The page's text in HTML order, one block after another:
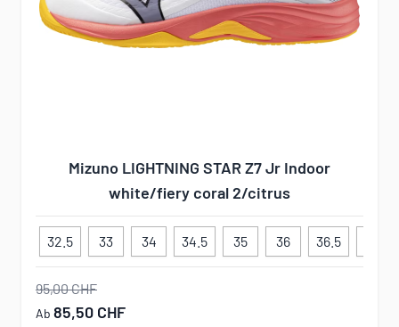
Mizuno LIGHTNING STAR Z7 Jr Indoor
white/fiery coral 2/citrus
32.5 33 34 34.5 35 36 36.5
95,00 CHF
Ab 85,50 CHF